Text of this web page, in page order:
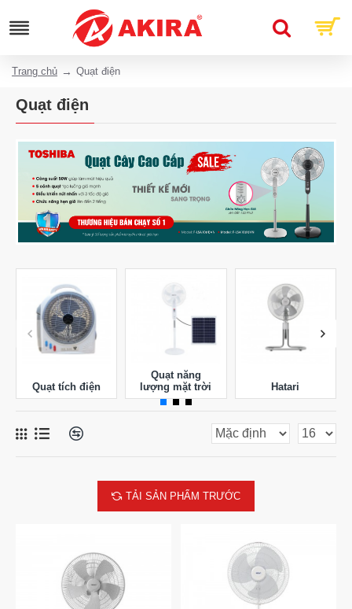
Trang chủ Quạt điện
Quạt điện
Quạt tích điện
Quạt năng
lượng mặt trời
Hatari
TẢI SẢN PHẨM TRƯỚC